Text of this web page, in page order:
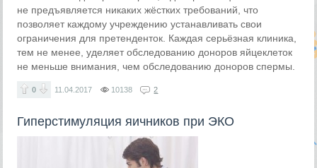
не предъявляется никаких жёстких требований, что
позволяет каждому учреждению устанавливать свои
ограничения для претенденток. Каждая серьёзная клиника,
тем не менее, уделяет обследованию доноров яйцеклеток
не меньше внимания, чем обследованию доноров спермы.
0 11.04.2017 10138 2
Гиперстимуляция яичников при ЭКО